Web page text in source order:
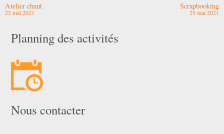
Atelier chant
22 mai 2021
Scrapbooking
25 mai 2021
Planning des activités
Nous contacter